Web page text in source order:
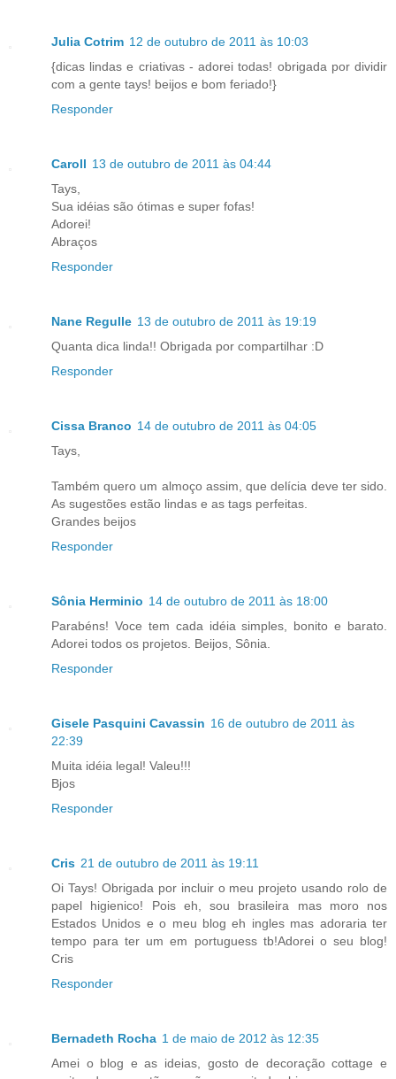
Julia Cotrim 12 de outubro de 2011 às 10:03
{dicas lindas e criativas - adorei todas! obrigada por dividir
com a gente tays! beijos e bom feriado!}
Responder
Caroll 13 de outubro de 2011 às 04:44
Tays,
Sua idéias são ótimas e super fofas!
Adorei!
Abraços
Responder
Nane Regulle 13 de outubro de 2011 às 19:19
Quanta dica linda!! Obrigada por compartilhar :D
Responder
Cissa Branco 14 de outubro de 2011 às 04:05
Tays,
Também quero um almoço assim, que delícia deve ter sido.
As sugestões estão lindas e as tags perfeitas.
Grandes beijos
Responder
Sônia Herminio 14 de outubro de 2011 às 18:00
Parabéns! Voce tem cada idéia simples, bonito e barato.
Adorei todos os projetos. Beijos, Sônia.
Responder
Gisele Pasquini Cavassin 16 de outubro de 2011 às
22:39
Muita idéia legal! Valeu!!!
Bjos
Responder
Cris 21 de outubro de 2011 às 19:11
Oi Tays! Obrigada por incluir o meu projeto usando rolo de
papel higienico! Pois eh, sou brasileira mas moro nos
Estados Unidos e o meu blog eh ingles mas adoraria ter
tempo para ter um em portuguess tb!Adorei o seu blog!
Cris
Responder
Bernadeth Rocha 1 de maio de 2012 às 12:35
Amei o blog e as ideias, gosto de decoração cottage e